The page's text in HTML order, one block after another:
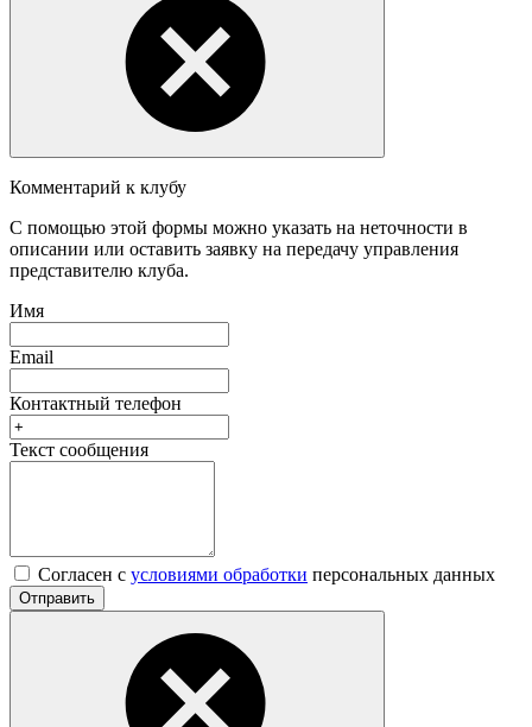
Комментарий к клубу
С помощью этой формы можно указать на неточности в
описании или оставить заявку на передачу управления
представителю клуба.
Имя
Email
Контактный телефон
Текст сообщения
Согласен с условиями обработки персональных данных
Отправить